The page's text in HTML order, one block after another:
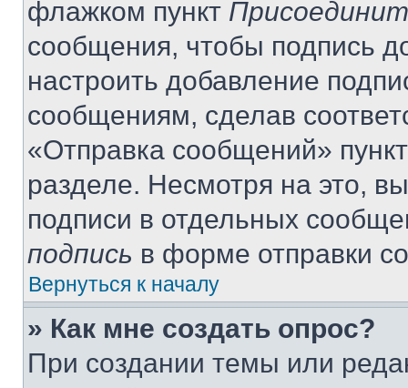
флажком пункт
сообщения, чтобы подпись
настроить добавление
сообщениям, сделав
«Отправка сообщений»
разделе. Несмотря на это,
подписи в отдельных
подпись в форме отправки
Вернуться к началу
» Как мне создать опрос?
При создании темы или